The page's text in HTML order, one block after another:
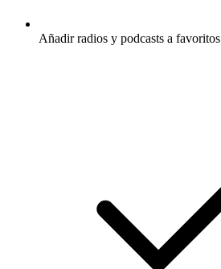
Añadir radios y podcasts a favoritos